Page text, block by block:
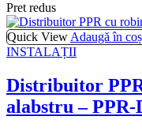
Pret redus
Quick View Adaugă în coș
INSTALAȚII
Distribuitor
alabstru – PPR-